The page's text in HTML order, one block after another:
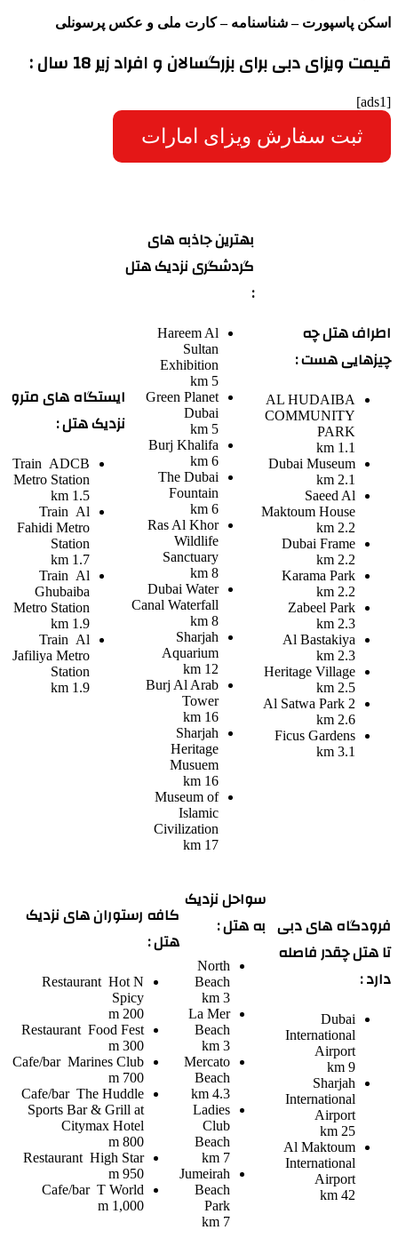
اسکن پاسپورت – شناسنامه – کارت ملی و عکس پرسونلی
قیمت ویزای دبی برای بزرگسالان و افراد زیر 18 سال :
[ads1]
ثبت سفارش ویزای امارات
اطراف هتل چه
چیزهایی هست :
AL HUDAIBA
COMMUNITY
PARK
1.1 km
Dubai Museum
2.1 km
Saeed Al
Maktoum House
2.2 km
Dubai Frame
2.2 km
Karama Park
2.2 km
Zabeel Park
2.3 km
Al Bastakiya
2.3 km
Heritage Village
2.5 km
Al Satwa Park 2
2.6 km
Ficus Gardens
3.1 km
بهترین جاذبه های
گردشگری نزدیک هتل
:
Hareem Al
Sultan
Exhibition
5 km
Green Planet
Dubai
5 km
Burj Khalifa
6 km
The Dubai
Fountain
6 km
Ras Al Khor
Wildlife
Sanctuary
8 km
Dubai Water
Canal Waterfall
8 km
Sharjah
Aquarium
12 km
Burj Al Arab
Tower
16 km
Sharjah
Heritage
Musuem
16 km
Museum of
Islamic
Civilization
17 km
ایستگاه های مترو
نزدیک هتل :
Train ADCB
Metro Station
1.5 km
Train Al
Fahidi Metro
Station
1.7 km
Train Al
Ghubaiba
Metro Station
1.9 km
Train Al
Jafiliya Metro
Station
1.9 km
فرودگاه های دبی
تا هتل چقدر فاصله
دارد :
Dubai
International
Airport
9 km
Sharjah
International
Airport
25 km
Al Maktoum
International
Airport
42 km
سواحل نزدیک
به هتل :
North
Beach
3 km
La Mer
Beach
3 km
Mercato
Beach
4.3 km
Ladies
Club
Beach
7 km
Jumeirah
Beach
Park
7 km
کافه رستوران های نزدیک
هتل :
Restaurant Hot N
Spicy
200 m
Restaurant Food Fest
300 m
Cafe/bar Marines Club
700 m
Cafe/bar The Huddle
Sports Bar & Grill at
Citymax Hotel
800 m
Restaurant High Star
950 m
Cafe/bar T World
1,000 m